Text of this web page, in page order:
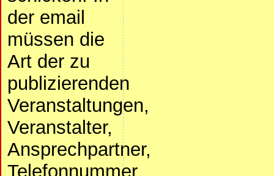
der email
müssen die
Art der zu
publizierenden
Veranstaltungen,
Veranstalter,
Ansprechpartner,
Telefonnummer